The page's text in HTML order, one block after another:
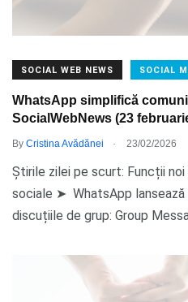
SOCIAL WEB NEWS SOCIAL
WhatsApp simplifică
SocialWebNews (23
By Cristina Avădănei . 23/02/2026
Știrile zilei pe scurt: Funcții
sociale ➤ WhatsApp lansează
discuțiile de grup: Group